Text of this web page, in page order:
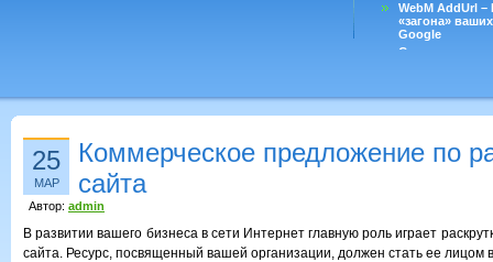
WebM AddUrl
«загона»
Google
Существует
25
МАР
Коммерческое предложение по
сайта
Автор: admin
В развитии вашего бизнеса в сети Интернет главную роль играет
сайта. Ресурс, посвященный вашей организации, должен стать ее лицом